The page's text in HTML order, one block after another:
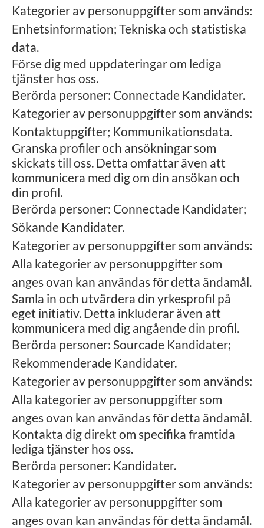
Kategorier av personuppgifter som används:
Enhetsinformation; Tekniska och statistiska
data.
Förse dig med uppdateringar om lediga
tjänster hos oss.
Berörda personer: Connectade Kandidater.
Kategorier av personuppgifter som används:
Kontaktuppgifter; Kommunikationsdata.
Granska profiler och ansökningar som
skickats till oss. Detta omfattar även att
kommunicera med dig om din ansökan och
din profil.
Berörda personer: Connectade Kandidater;
Sökande Kandidater.
Kategorier av personuppgifter som används:
Alla kategorier av personuppgifter som
anges ovan kan användas för detta ändamål.
Samla in och utvärdera din yrkesprofil på
eget initiativ. Detta inkluderar även att
kommunicera med dig angående din profil.
Berörda personer: Sourcade Kandidater;
Rekommenderade Kandidater.
Kategorier av personuppgifter som används:
Alla kategorier av personuppgifter som
anges ovan kan användas för detta ändamål.
Kontakta dig direkt om specifika framtida
lediga tjänster hos oss.
Berörda personer: Kandidater.
Kategorier av personuppgifter som används:
Alla kategorier av personuppgifter som
anges ovan kan användas för detta ändamål.